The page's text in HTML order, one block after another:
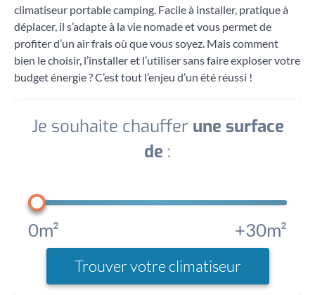
climatiseur portable camping. Facile à installer, pratique à
déplacer, il s’adapte à la vie nomade et vous permet de
profiter d’un air frais où que vous soyez. Mais comment
bien le choisir, l’installer et l’utiliser sans faire exploser votre
budget énergie ? C’est tout l’enjeu d’un été réussi !
Je souhaite chauffer une surface
de :
0m² +30m²
Trouver votre climatiseur